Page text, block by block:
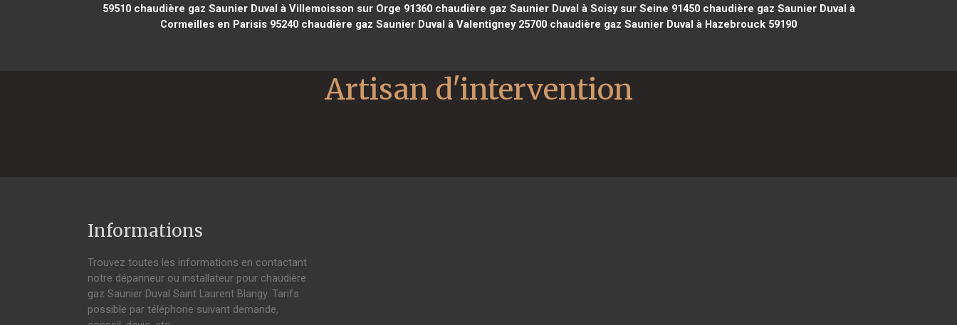
59510chaudière gaz Saunier Duval à Villemoisson sur Orge 91360chaudière gaz Saunier Duval à Soisy sur Seine 91450chaudière gaz Saunier Duval à
Cormeilles en Parisis 95240 chaudière gaz Saunier Duval à Valentigney 25700 chaudière gaz Saunier Duval à Hazebrouck 59190
Informations
Trouvez toutes les informations en contactant
notre dépanneur ou installateur pour chaudière
gaz Saunier Duval Saint Laurent Blangy. Tarifs
possible par téléphone suivant demande,
Artisan d'intervention